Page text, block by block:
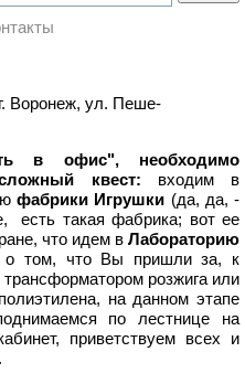
г. Воронеж, ул. Пеше-
в офис", необходимо
квест: входим в
фабрики Игрушки (да, да, -
есть такая фабрика; вот ее
что идем в Лабораторию
о том, что Вы пришли за, к
трансформатором розжига или
на данном этапе
по лестнице на
приветствуем всех и